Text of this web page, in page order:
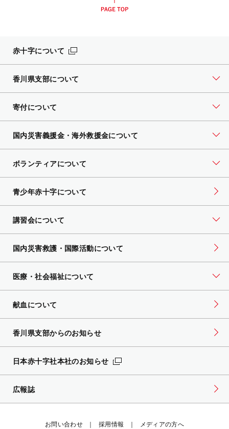
赤十字について
香川県支部について
寄付について
国内災害義援金・海外救援金について
ボランティアについて
青少年赤十字について
講習会について
国内災害救護・国際活動について
医療・社会福祉について
献血について
香川県支部からのお知らせ
日本赤十字社本社のお知らせ
広報誌
お問い合わせ 採用情報 メディアの方へ